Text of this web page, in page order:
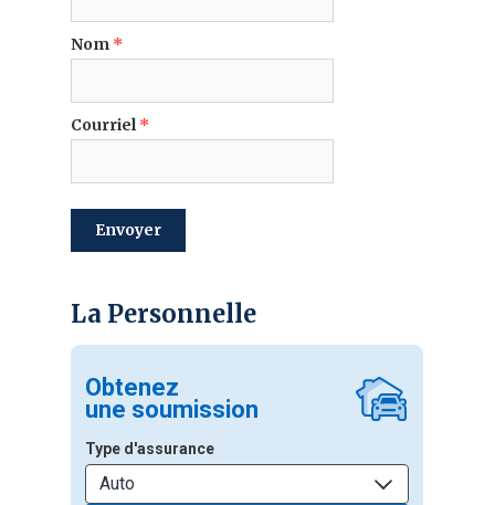
Nom *
Courriel*
envoyer
La Personnelle